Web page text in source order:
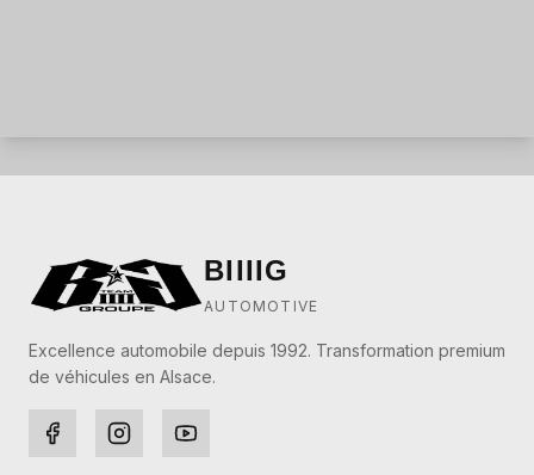
BIIIIG
AUTOMOTIVE
Excellence automobile depuis 1992. Transformation premium
de véhicules en Alsace.